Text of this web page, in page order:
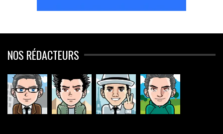
NOS RÉDACTEURS